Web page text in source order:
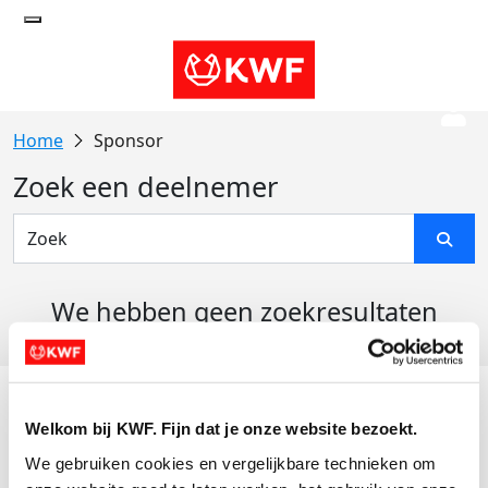
Welkom bij KWF. Fijn dat je onze website bezoekt.
We gebruiken cookies en vergelijkbare technieken om
Sponsor
Zoek een deelnemer
We hebben geen zoekresultaten
Actiematerialen
Evenementen